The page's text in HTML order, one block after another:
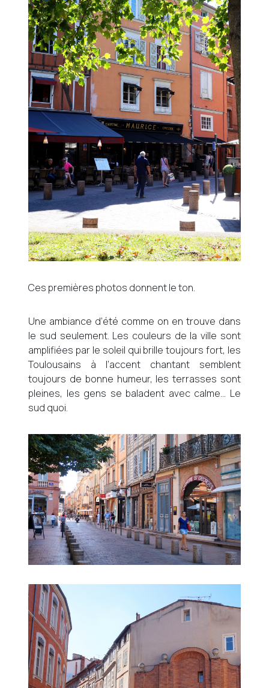
Ces premières photos donnent le ton.
Une ambiance d’été comme on en trouve dans
le sud seulement. Les couleurs de la ville sont
amplifiées par le soleil qui brille toujours fort, les
Toulousains à l’accent chantant semblent
toujours de bonne humeur, les terrasses sont
pleines, les gens se baladent avec calme… Le
sud quoi.